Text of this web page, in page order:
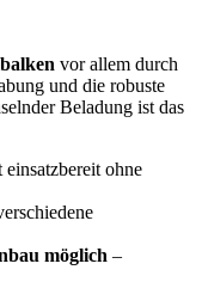
vor allem durch
und die robuste
Beladung ist das
einsatzbereit ohne
möglich –